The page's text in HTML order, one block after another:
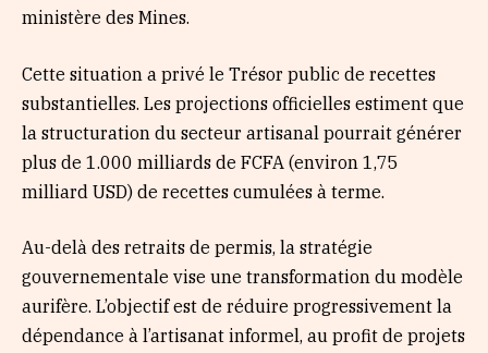
ministère des Mines.
Cette situation a privé le Trésor public de recettes
substantielles. Les projections officielles estiment que
la structuration du secteur artisanal pourrait générer
plus de 1.000 milliards de FCFA (environ 1,75
milliard USD) de recettes cumulées à terme.
Au-delà des retraits de permis, la stratégie
gouvernementale vise une transformation du modèle
aurifère. L’objectif est de réduire progressivement la
dépendance à l’artisanat informel, au profit de projets